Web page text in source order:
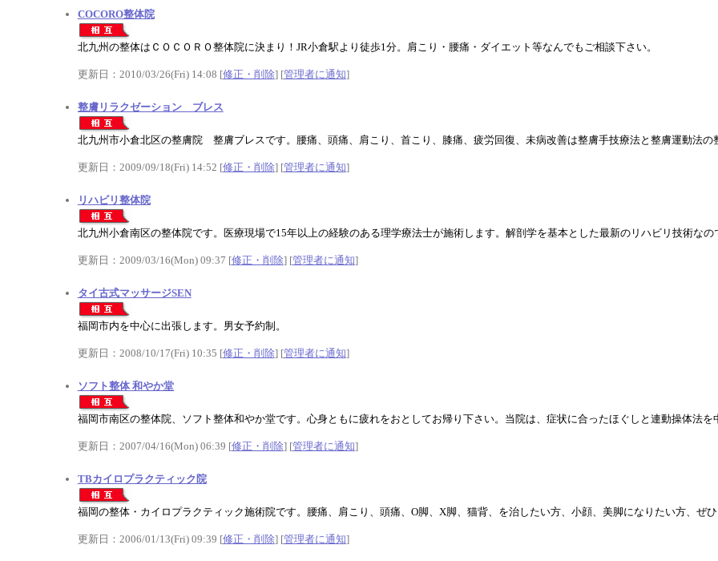
COCORO整体院
北九州の整体はＣＯＣＯＲＯ整体院に決まり！JR小倉駅より徒歩1分。肩こり・腰痛・ダイエット等なんでもご相談下さい。
更新日：2010/03/26(Fri) 14:08 [修正・削除] [管理者に通知]
整膚リラクゼーション ブレス
北九州市小倉北区の整膚院 整膚ブレスです。腰痛、頭痛、肩こり、首こり、膝痛、疲労回復、未病改善は整膚手技療法と整膚運動法の
更新日：2009/09/18(Fri) 14:52 [修正・削除] [管理者に通知]
リハビリ整体院
北九州小倉南区の整体院です。医療現場で15年以上の経験のある理学療法士が施術します。解剖学を基本とした最新のリハビリ技術なの
更新日：2009/03/16(Mon) 09:37 [修正・削除] [管理者に通知]
タイ古式マッサージSEN
福岡市内を中心に出張します。男女予約制。
更新日：2008/10/17(Fri) 10:35 [修正・削除] [管理者に通知]
ソフト整体 和やか堂
福岡市南区の整体院、ソフト整体和やか堂です。心身ともに疲れをおとしてお帰り下さい。当院は、症状に合ったほぐしと連動操体法を
更新日：2007/04/16(Mon) 06:39 [修正・削除] [管理者に通知]
TBカイロプラクティック院
福岡の整体・カイロプラクティック施術院です。腰痛、肩こり、頭痛、O脚、X脚、猫背、を治したい方、小顔、美脚になりたい方、ぜひ
更新日：2006/01/13(Fri) 09:39 [修正・削除] [管理者に通知]